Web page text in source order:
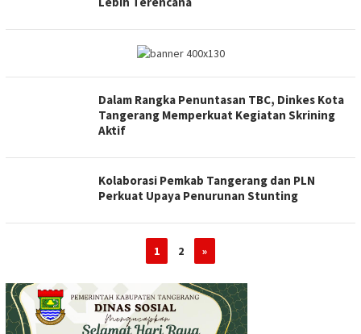
Dalam Rangka Penuntasan TBC, Dinkes Kota
Tangerang Memperkuat Kegiatan Skrining
Aktif
Kolaborasi Pemkab Tangerang dan PLN
Perkuat Upaya Penurunan Stunting
1 2 »